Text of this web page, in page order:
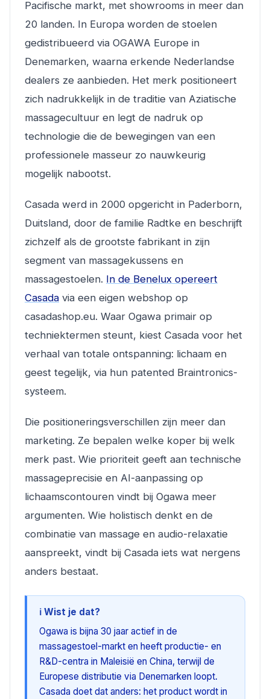
Pacifische markt, met showrooms in meer dan
20 landen. In Europa worden de stoelen
gedistribueerd via OGAWA Europe in
Denemarken, waarna erkende Nederlandse
dealers ze aanbieden. Het merk positioneert
zich nadrukkelijk in de traditie van Aziatische
massagecultuur en legt de nadruk op
technologie die de bewegingen van een
professionele masseur zo nauwkeurig
mogelijk nabootst.
Casada werd in 2000 opgericht in Paderborn,
Duitsland, door de familie Radtke en beschrijft
zichzelf als de grootste fabrikant in zijn
segment van massagekussens en
massagestoelen. In de Benelux opereert
Casada via een eigen webshop op
casadashop.eu. Waar Ogawa primair op
techniektermen steunt, kiest Casada voor het
verhaal van totale ontspanning: lichaam en
geest tegelijk, via hun patented Braintronics-
systeem.
Die positioneringsverschillen zijn meer dan
marketing. Ze bepalen welke koper bij welk
merk past. Wie prioriteit geeft aan technische
massageprecisie en AI-aanpassing op
lichaamscontouren vindt bij Ogawa meer
argumenten. Wie holistisch denkt en de
combinatie van massage en audio-relaxatie
aanspreekt, vindt bij Casada iets wat nergens
anders bestaat.
ℹ️ Wist je dat?
Ogawa is bijna 30 jaar actief in de
massagestoel-markt en heeft productie- en
R&D-centra in Maleisië en China, terwijl de
Europese distributie via Denemarken loopt.
Casada doet dat anders: het product wordt in